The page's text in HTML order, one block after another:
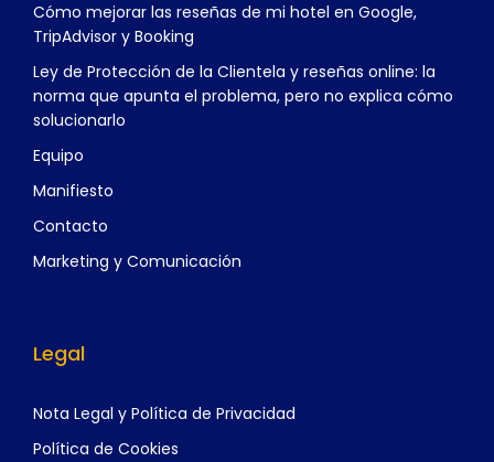
Cómo mejorar las reseñas de mi hotel en Google,
TripAdvisor y Booking
Ley de Protección de la Clientela y reseñas online: la
norma que apunta el problema, pero no explica cómo
solucionarlo
Equipo
Manifiesto
Contacto
Marketing y Comunicación
Legal
Nota Legal y Política de Privacidad
Política de Cookies